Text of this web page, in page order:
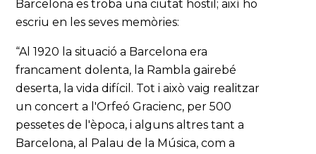
Barcelona es troba una ciutat hostil; així ho
escriu en les seves memòries:
“Al 1920 la situació a Barcelona era
francament dolenta, la Rambla gairebé
deserta, la vida difícil. Tot i això vaig realitzar
un concert a l'Orfeó Gracienc, per 500
pessetes de l'època, i alguns altres tant a
Barcelona, al Palau de la Música, com a